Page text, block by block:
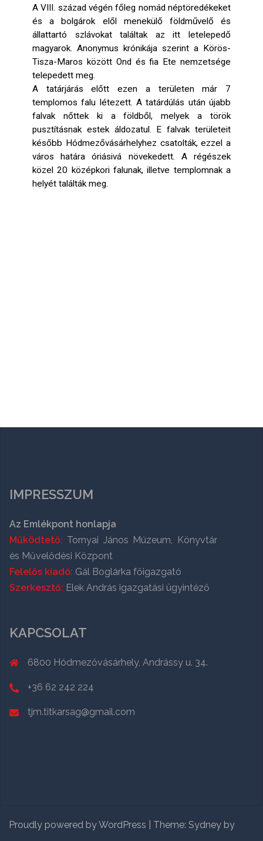
A VIII. század végén főleg nomád néptöredékeket
és a bolgárok elől menekülő földművelő és
állattartó szlávokat találtak az itt letelepedő
magyarok. Anonymus krónikája szerint a Körös-
Tisza-Maros között Ond és fia Ete nemzetsége
telepedett meg.
A tatárjárás előtt ezen a területen már 7
templomos falu létezett. A tatárdúlás után újabb
falvak nőttek ki a földből, melyek a török
pusztításnak estek áldozatul. E falvak területeit
később Hódmezővásárhelyhez csatolták, ezzel a
város határa óriásivá növekedett. A régészek
közel 20 középkori falunak, illetve templomnak a
helyét találták meg.
IMPRESSZUM
Az Emlékpont honlapja
Működtető: Tornyai János Múzeum, Könyvtár
és Művelődési Központ
Felelős kiadó: Gál Boglárka főigazgató
Szerkesztő: Elek András igazgatási ügyintéző
KAPCSOLAT
6800 Hódmezővásárhely, Andrássy u. 34.
+36 62 242 224
tjm.titkarsag@gmail.com
Proudly powered by WordPress Theme: Sydney by